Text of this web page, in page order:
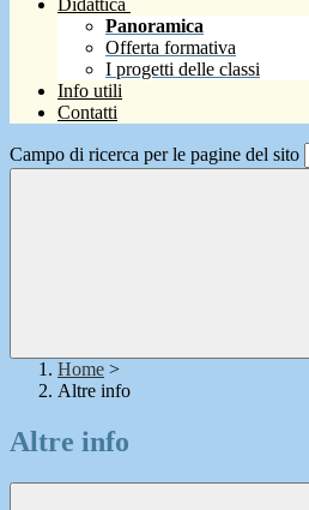
Didattica
Panoramica
Offerta formativa
I progetti delle classi
Info utili
Contatti
Campo di ricerca per le pagine del sito
Home >
Altre info
Altre info